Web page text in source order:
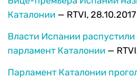
Каталонии — RTVI, 28.10.2017
Власти Испании распустили
парламент Каталонии —
Парламент Каталонии